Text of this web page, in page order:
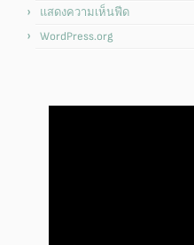
แสดงความเห็นฟีด
WordPress.org